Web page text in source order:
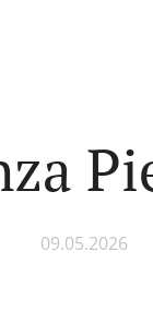
09.05.2026